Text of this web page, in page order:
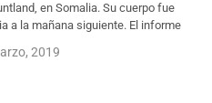
en Somalia. Su cuerpo fue
a la mañana siguiente. El informe
2019